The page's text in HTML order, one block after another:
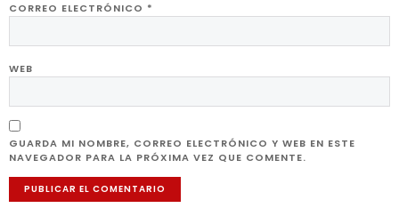
CORREO ELECTRÓNICO *
WEB
GUARDA MI NOMBRE, CORREO ELECTRÓNICO Y WEB EN ESTE
NAVEGADOR PARA LA PRÓXIMA VEZ QUE COMENTE.